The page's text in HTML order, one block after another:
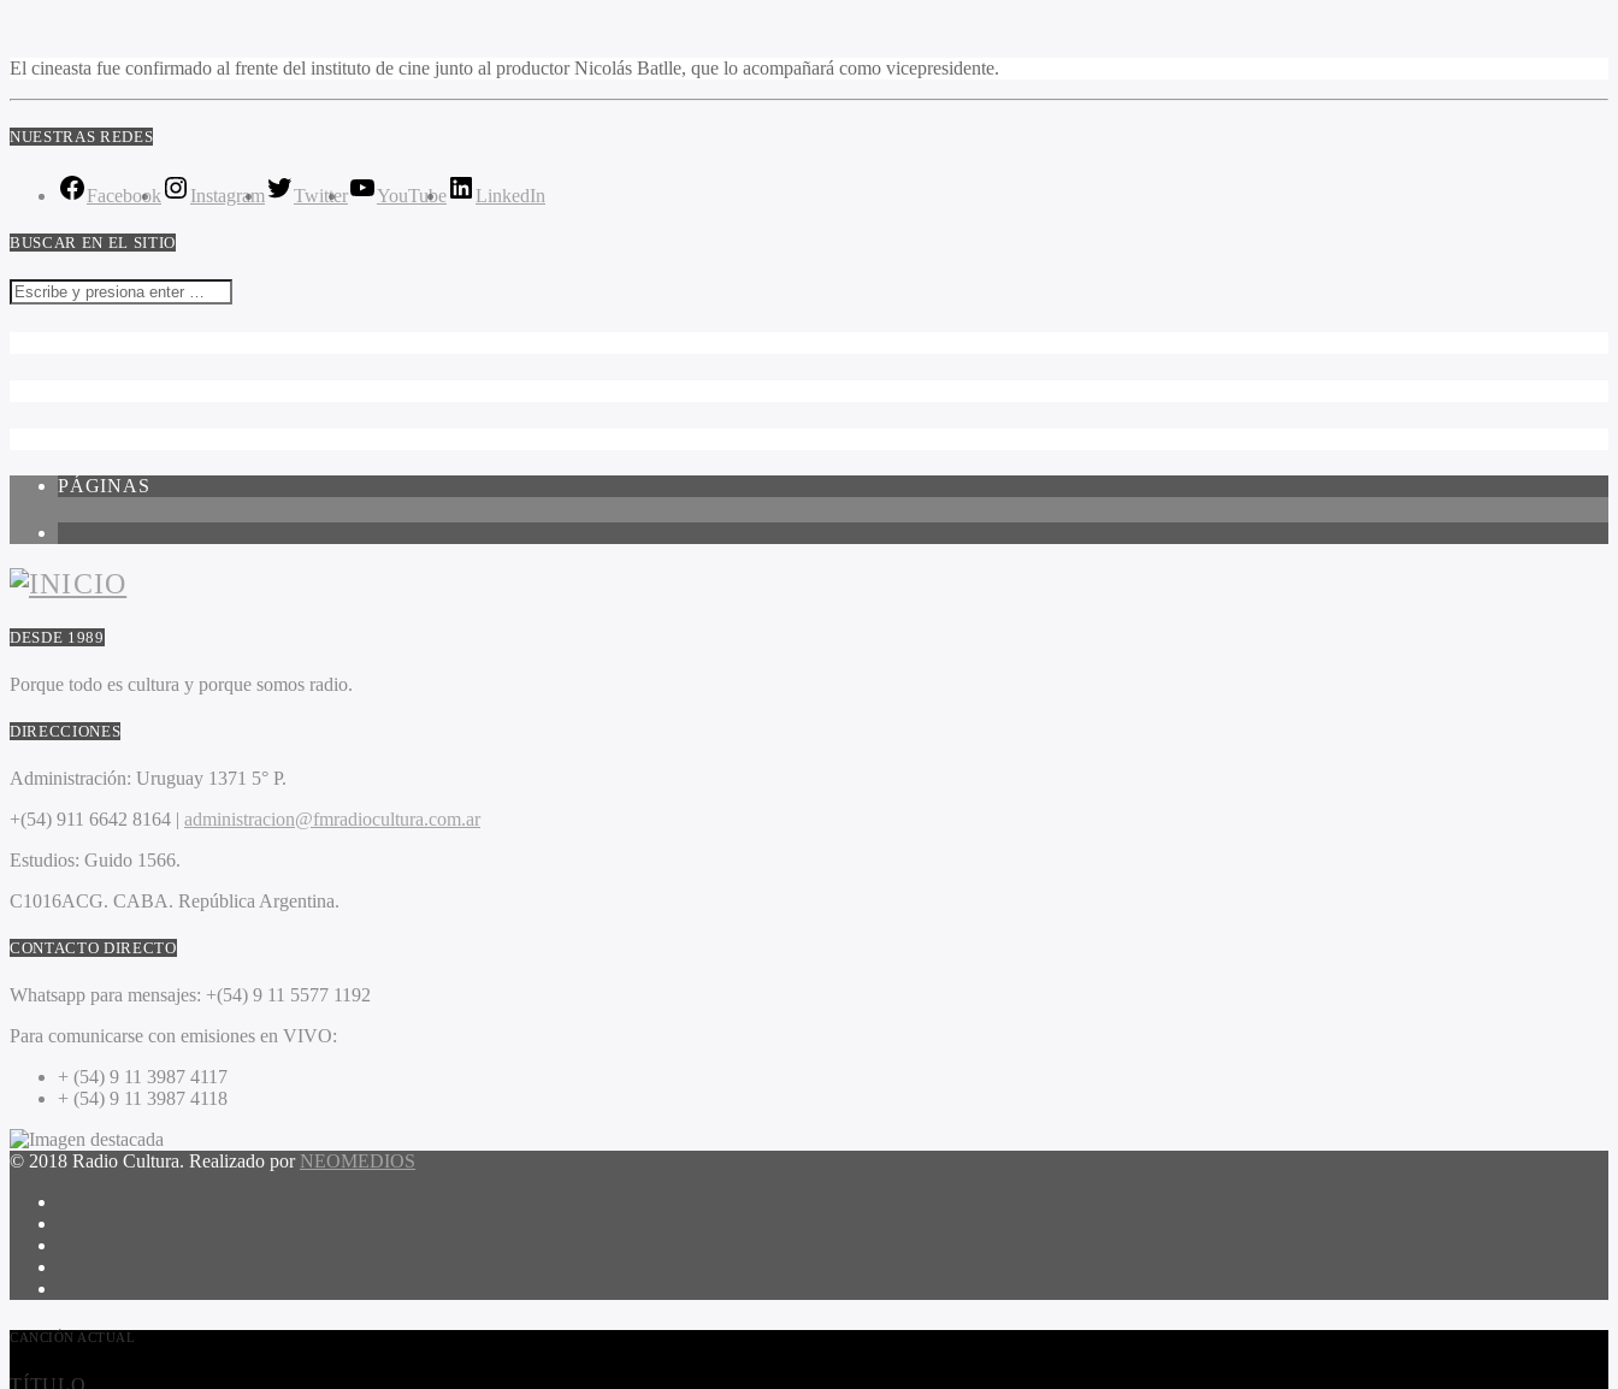
El cineasta fue confirmado al frente del instituto de cine junto al productor Nicolás Batlle, que lo acompañará como vicepresidente.
NUESTRAS REDES
Facebook Instagram Twitter YouTube LinkedIn
BUSCAR EN EL SITIO
PÁGINAS
DESDE 1989
Porque todo es cultura y porque somos radio.
DIRECCIONES
Administración: Uruguay 1371 5° P.
+(54) 911 6642 8164 | administracion@fmradiocultura.com.ar
Estudios: Guido 1566.
C1016ACG. CABA. República Argentina.
CONTACTO DIRECTO
Whatsapp para mensajes: +(54) 9 11 5577 1192
Para comunicarse con emisiones en VIVO:
+ (54) 9 11 3987 4117
+ (54) 9 11 3987 4118
© 2018 Radio Cultura. Realizado por NEOMEDIOS
CANCIÓN ACTUAL